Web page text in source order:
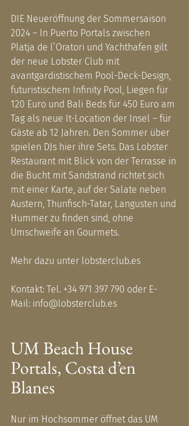
DIE Neueröffnung der Sommersaison
2024 – In Puerto Portals zwischen
Platja de l’Oratori und Yachthafen gilt
der neue Lobster Club mit
avantgardistischem Pool-Deck-Design,
futuristischem Infinity Pool, Liegen für
120 Euro und Bali Beds für 450 Euro am
Tag als neue It-Location der Insel – für
Gäste ab 12 Jahren. Den Sommer über
spielen DJs hier ihre Sets. Das Lobster
Restaurant mit Blick von der Terrasse in
die Bucht mit Sandstrand richtet sich
mit einer Karte, auf der Salate neben
Austern, Thunfisch-Tatar, Langusten und
Hummer zu finden sind, ohne
Umschweife an Gourmets.
Mehr dazu unter lobsterclub.es
Kontakt: Tel. +34 971 397 790 oder E-
Mail: info@lobsterclub.es
UM Beach House
Portals, Costa d’en
Blanes
Nur im Hochsommer öffnet das UM